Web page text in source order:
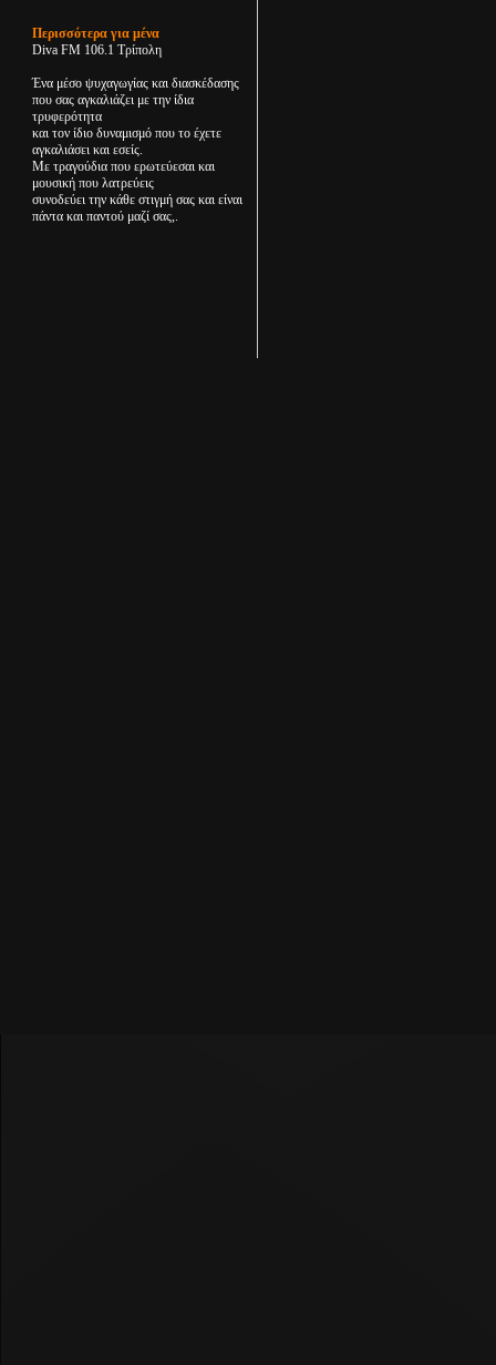
Περισσότερα για μένα
Diva FM 106.1 Τρίπολη
Ένα μέσο ψυχαγωγίας και διασκέδασης
που σας αγκαλιάζει με την ίδια
τρυφερότητα
και τον ίδιο δυναμισμό που το έχετε
αγκαλιάσει και εσείς.
Με τραγούδια που ερωτεύεσαι και
μουσική που λατρεύεις
συνοδεύει την κάθε στιγμή σας και είναι
πάντα και παντού μαζί σας,.